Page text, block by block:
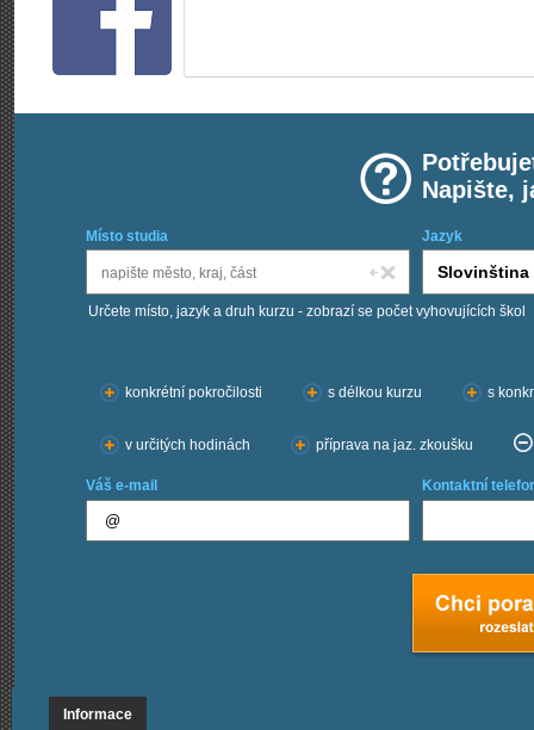
Napište,
Místo studia Jazyk
Určete místo, jazyk a druh kurzu - zobrazí se počet vyhovujících škol
konkrétní pokročilosti
s délkou kurzu s
v určitých hodinách příprava na jaz. zkoušku
Váš e-mail Kontaktní
Informace